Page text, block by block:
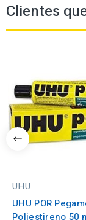
Clientes
UHU
UHU POR
Poliestireno 50